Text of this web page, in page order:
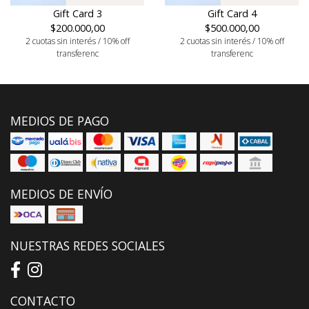
Gift Card 3
$200.000,00
2 cuotas sin interés / 10% off
transferenc
Gift Card 4
$500.000,00
2 cuotas sin interés / 10% off
transferenc
MEDIOS DE PAGO
MEDIOS DE ENVÍO
NUESTRAS REDES SOCIALES
CONTACTO